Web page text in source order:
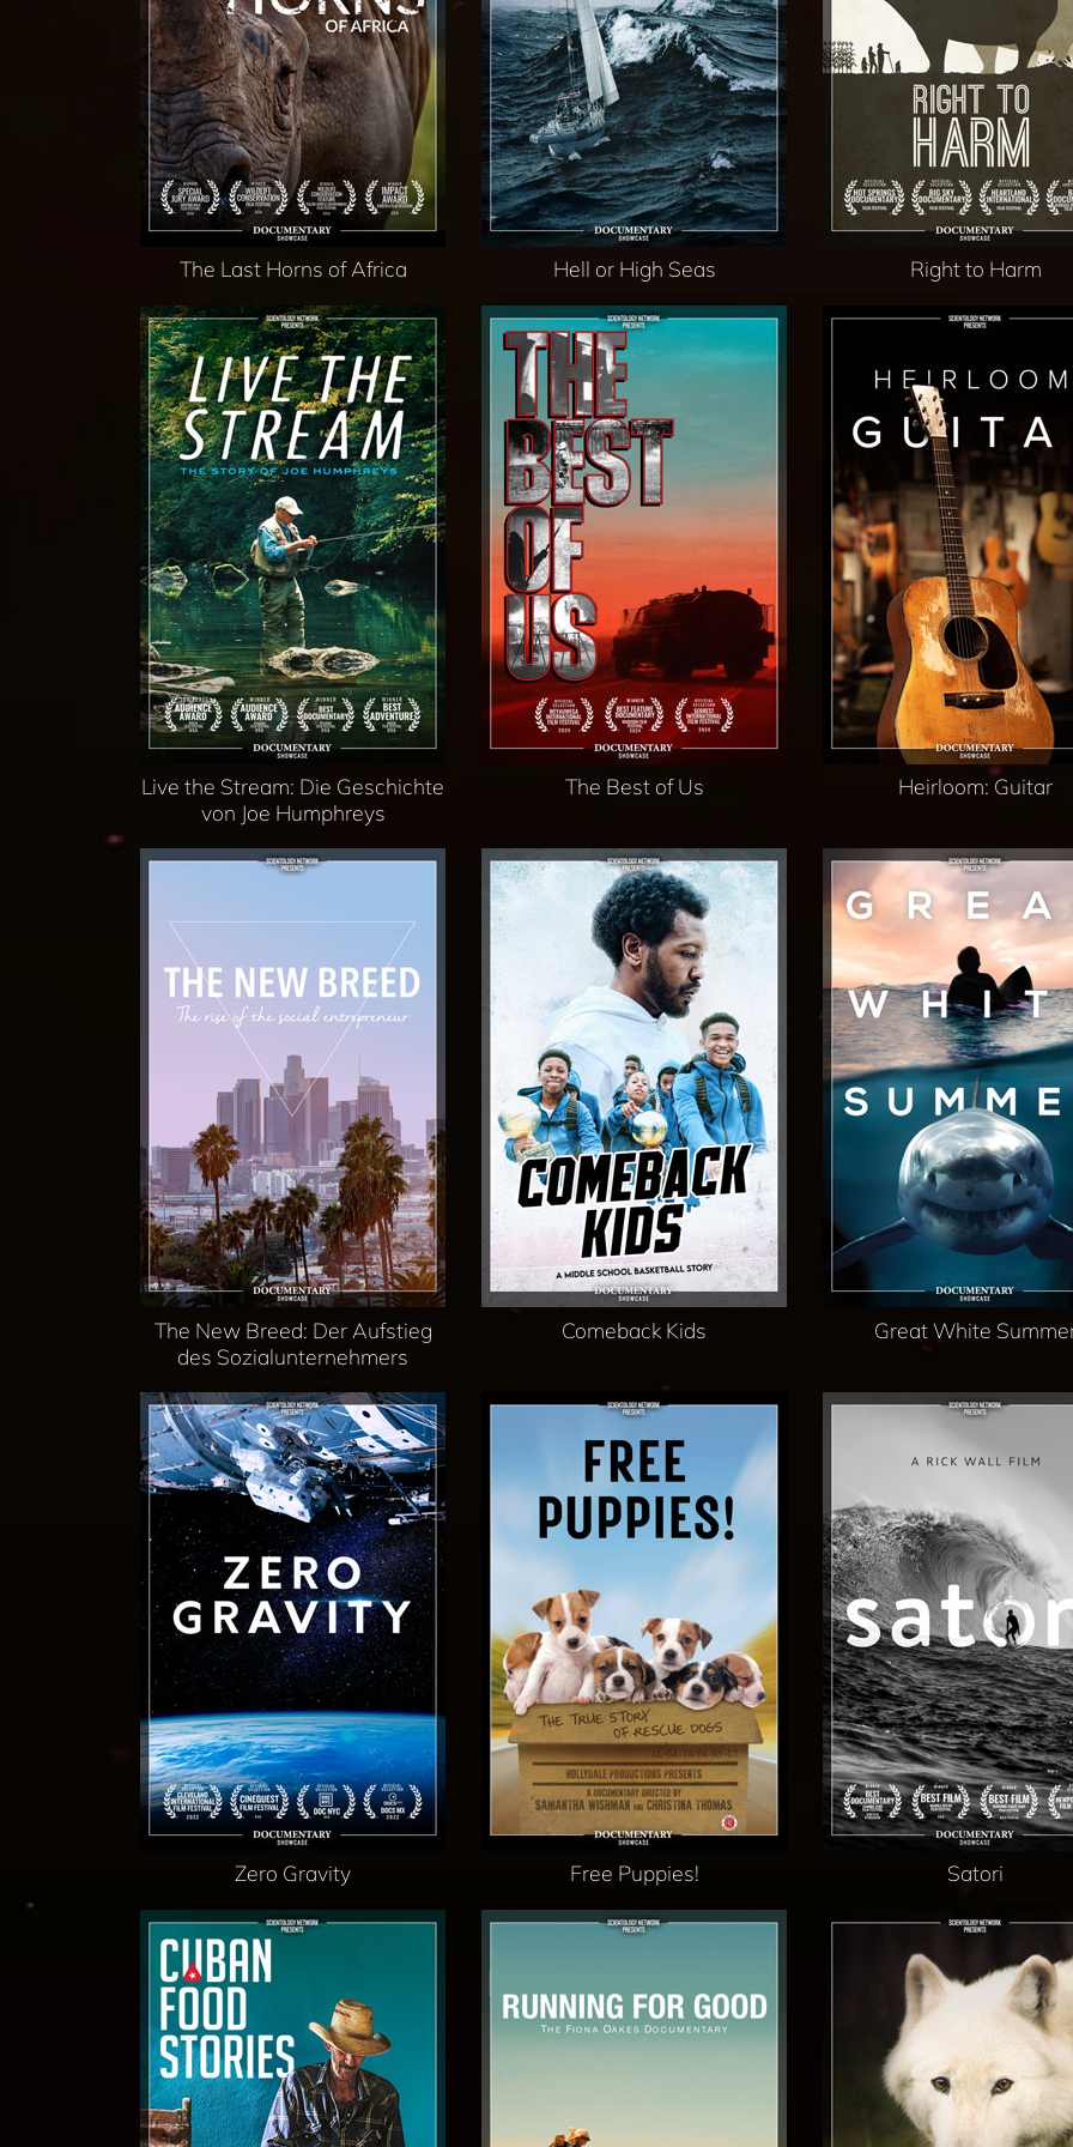
The Last Horns of Africa Hell or High Seas Right to Harm
Live the Stream: Die Geschichte
von Joe Humphreys
The Best of Us Heirloom: Guitar
The New Breed: Der Aufstieg
des Sozialunternehmers
Comeback Kids Great White
Zero Gravity Free Puppies! Satori